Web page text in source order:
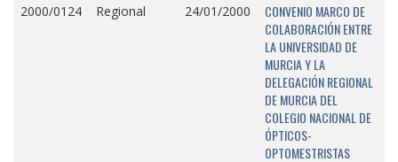
2000/0124 Regional 24/01/2000
CONVENIO MARCO DE
COLABORACIÓN ENTRE
LA UNIVERSIDAD DE
MURCIA Y LA
DELEGACIÓN REGIONAL
DE MURCIA DEL
COLEGIO NACIONAL DE
ÓPTICOS-
OPTOMESTRISTAS